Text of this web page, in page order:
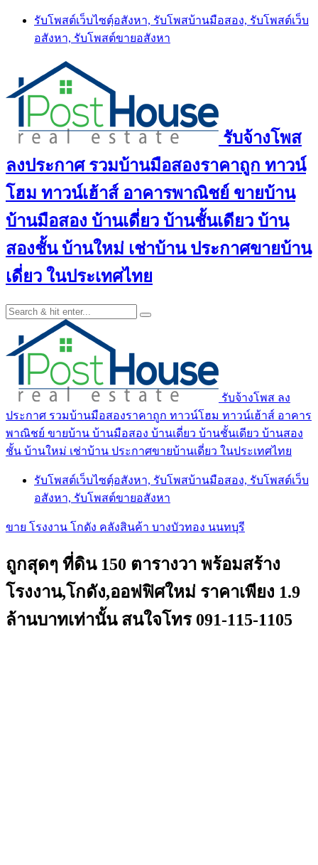
Skip
content
รับโพสต์เว็บไซตฺ์อสังหา, รับโพสบ้านมือสอง, รับโพสต์เว็บ
อสังหา, รับโพสต์ขายอสังหา
รับจ้างโพส
ลงประกาศ รวมบ้านมือสองราคาถูก ทาวน์
โฮม ทาวน์เฮ้าส์ อาคารพาณิชย์ ขายบ้าน
บ้านมือสอง บ้านเดี่ยว บ้านชั้นเดียว บ้าน
สองชั้น บ้านใหม่ เช่าบ้าน ประกาศขายบ้าน
เดี่ยว ในประเทศไทย
รับจ้างโพส ลง
ประกาศ รวมบ้านมือสองราคาถูก ทาวน์โฮม ทาวน์เฮ้าส์ อาคาร
พาณิชย์ ขายบ้าน บ้านมือสอง บ้านเดี่ยว บ้านชั้นเดียว บ้านสอง
ชั้น บ้านใหม่ เช่าบ้าน ประกาศขายบ้านเดี่ยว ในประเทศไทย
รับโพสต์เว็บไซตฺ์อสังหา, รับโพสบ้านมือสอง, รับโพสต์เว็บ
อสังหา, รับโพสต์ขายอสังหา
ขาย โรงงาน โกดัง คลังสินค้า บางบัวทอง นนทบุรี
ถูกสุดๆ ที่ดิน 150 ตารางวา พร้อมสร้าง
โรงงาน,โกดัง,ออฟฟิศใหม่ ราคาเพียง 1.9
ล้านบาทเท่านั้น สนใจโทร 091-115-1105